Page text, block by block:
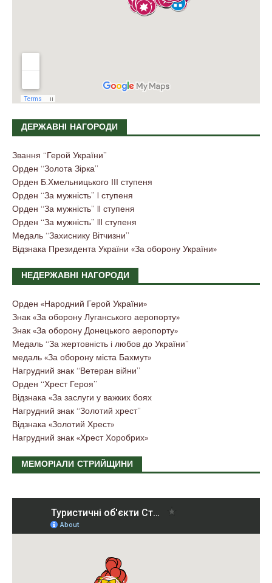
ДЕРЖАВНІ НАГОРОДИ
Звання “Герой України”
Орден “Золота Зірка”
Орден Б.Хмельницького ІІІ ступеня
Орден “За мужність” I ступеня
Орден “За мужність” II ступеня
Орден “За мужність” III ступеня
Медаль “Захиснику Вітчизни”
Відзнака Президента України «За оборону України»
НЕДЕРЖАВНІ НАГОРОДИ
Орден «Народний Герой України»
Знак «За оборону Луганського аеропорту»
Знак «За оборону Донецького аеропорту»
Медаль “За жертовність і любов до України”
медаль «За оборону міста Бахмут»
Нагрудний знак “Ветеран війни”
Орден “Хрест Героя”
Відзнака «За заслуги у важких боях
Нагрудний знак “Золотий хрест”
Відзнака «Золотий Хрест»
Нагрудний знак «Хрест Хоробрих»
МЕМОРІАЛИ СТРИЙЩИНИ